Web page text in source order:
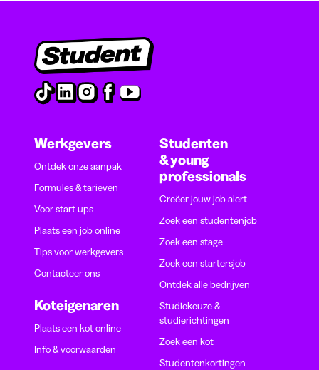
Werkgevers
Ontdek onze aanpak
Formules & tarieven
Voor start-ups
Plaats een job online
Tips voor werkgevers
Contacteer ons
Koteigenaren
Plaats een kot online
Info & voorwaarden
Studenten
& young
professionals
Creëer jouw job alert
Zoek een studentenjob
Zoek een stage
Zoek een startersjob
Ontdek alle bedrijven
Studiekeuze &
studierichtingen
Zoek een kot
Studentenkortingen